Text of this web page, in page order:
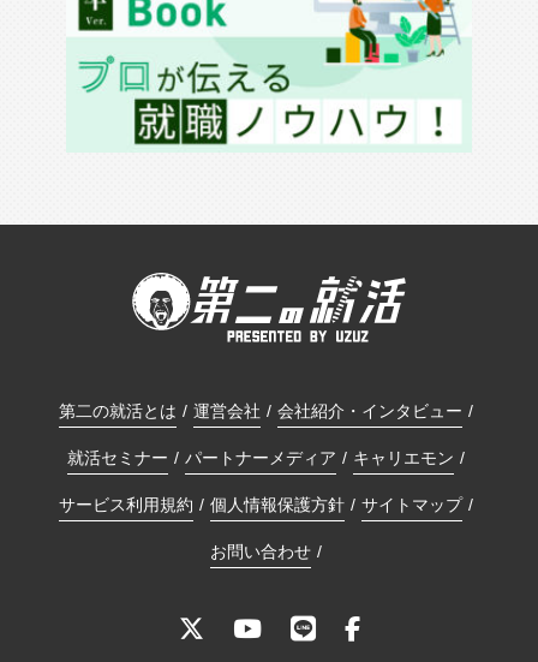
第二の就活とは 運営会社 会社紹介・インタビュー
就活セミナー パートナーメディア キャリエモン
サービス利用規約 個人情報保護方針 サイトマップ
お問い合わせ